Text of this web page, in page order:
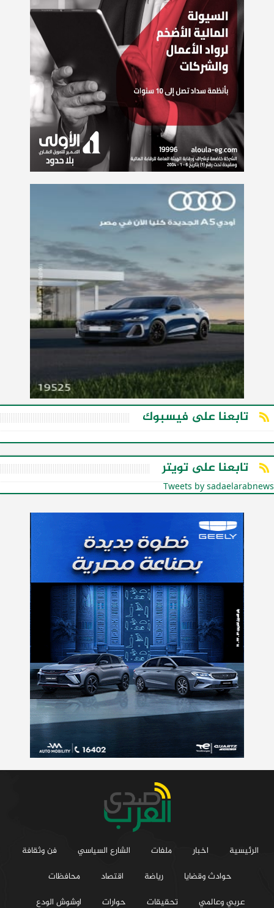
تابعنا على فيسبوك
تابعنا على تويتر
Tweets by sadaelarabnews
الرئيسية اخبار ملفات الشارع السياسي
فن وثقافة
حوادث وقضايا
رياضة اقتصاد
محافظات
عربي وعالمي
تحقيقات حوارات اوشوش الودع